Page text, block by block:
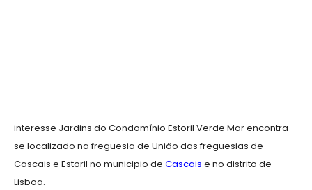
interesse Jardins do Condomínio Estoril Verde Mar encontra-
se localizado na freguesia de União das freguesias de
Cascais e Estoril no municipio de Cascais e no distrito de
Lisboa.